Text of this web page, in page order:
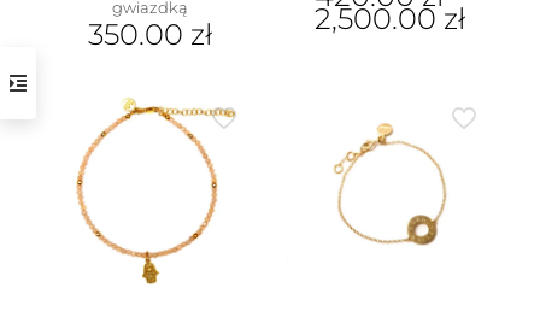
gwiazdką
350.00 zł 2,500.00 zł
wariantów.
Opcje
można
wybrać
na